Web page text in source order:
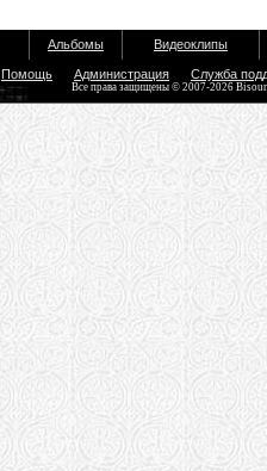
Альбомы Видеоклипы
Помощь Администрация Служба
Все права защищены © 2007-2026